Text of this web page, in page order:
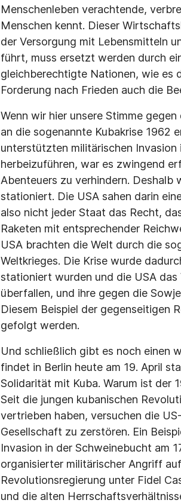
Menschenleben verachtende,
Menschen kennt. Dieser
der Versorgung mit Lebensmitteln
führt, muss ersetzt werden durch
gleichberechtigte Nationen, wie es
Forderung nach Frieden auch die
Wenn wir hier unsere Stimme
an die sogenannte Kubakrise 1962
unterstützten militärischen Invasion
herbeizuführen, war es zwingend
Abenteuers zu verhindern. Deshalb
stationiert. Die USA sahen darin
also nicht jeder Staat das Recht,
Raketen mit entsprechender
USA brachten die Welt durch die
Weltkrieges. Die Krise wurde
stationiert wurden und die USA das
überfallen, und ihre gegen die
Diesem Beispiel der gegenseitigen
gefolgt werden.
Und schließlich gibt es noch einen
findet in Berlin heute am 19. April
Solidarität mit Kuba. Warum ist der
Seit die jungen kubanischen
vertrieben haben, versuchen die
Gesellschaft zu zerstören. Ein
Invasion in der Schweinebucht am
organisierter militärischer Angriff
Revolutionsregierung unter Fidel
und die alten